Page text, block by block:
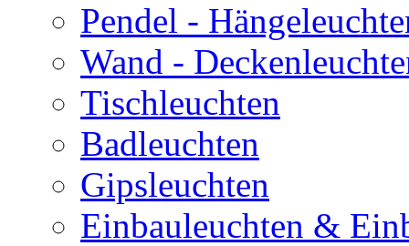
Pendel -
Wand -
Tischleuchten
Badleuchten
Gipsleuchten
Einbauleuchten &